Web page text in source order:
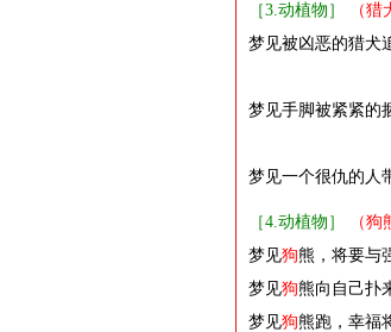
［3.动植物］
（猎
梦见被凶恶的猎犬
梦见手脚被紧紧的
梦见一个很仇的人
［4.动植物］
（狗
梦见狗熊，将要与
梦见狗熊向自己扑
梦见狗熊跑，幸福